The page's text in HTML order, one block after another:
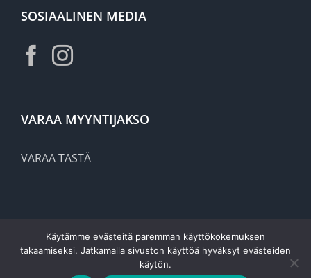
SOSIAALINEN MEDIA
VARAA MYYNTIJAKSO
VARAA TÄSTÄ
Copyright | Secondo | All right reserved |
Käytämme evästeitä paremman käyttökokemuksen
takaamiseksi. Jatkamalla sivuston käyttöä hyväksyt evästeiden
käytön.